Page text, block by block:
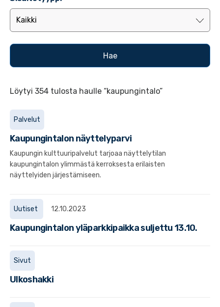
Löytyi 354 tulosta haulle “kaupungintalo”
Palvelut
Kaupungintalon näyttelyparvi
Kaupungin kulttuuripalvelut tarjoaa näyttelytilan
kaupungintalon ylimmästä kerroksesta erilaisten
näyttelyiden järjestämiseen.
Uutiset 12.10.2023
Kaupungintalon yläparkkipaikka suljettu 13.10.
Sivut
Ulkoshakki